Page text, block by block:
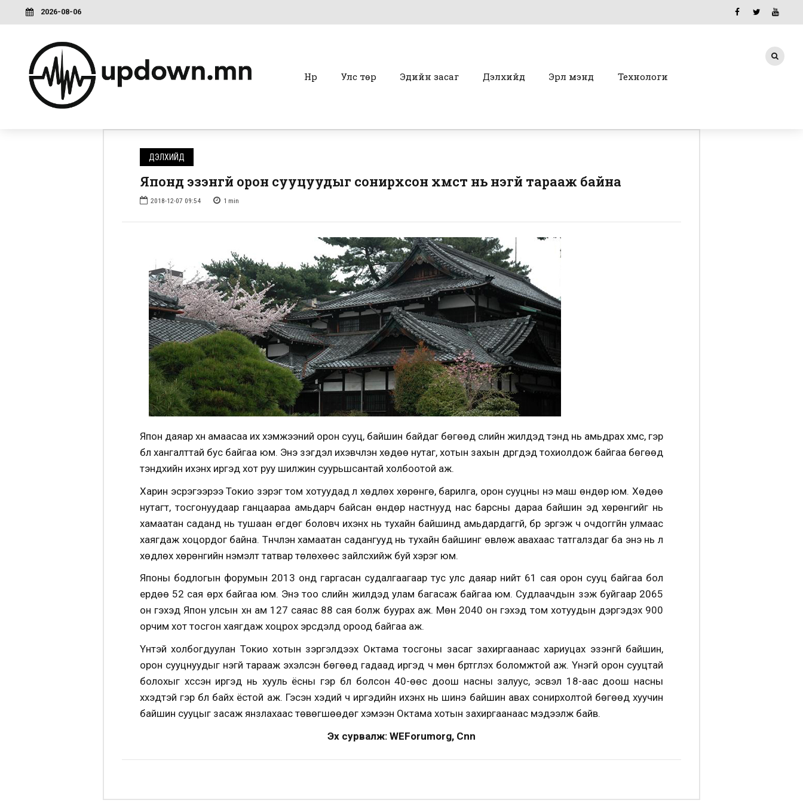
2026-08-06
Нүүр Улс төр Эдийн засаг Дэлхийд Эрүүл мэнд Технологи
ДЭЛХИЙД
Японд эзэнгүй орон сууцуудыг сонирхсон хүмүүст нь үнэгүй тарааж байна
2018-12-07 09:54 1 min
Япон даяар хүн амаасаа их хэмжээний орон сууц, байшин байдаг бөгөөд сүүлийн жилүүдэд тэнд нь амьдрах хүмүүс, гэр
бүл хангалттай бус байгаа юм. Энэ үзэгдэл ихэвчлэн хөдөө нутаг, хотын захын дүүргүүдэд тохиолдож байгаа бөгөөд
тэндхийн ихэнх иргэд хот руу шилжин суурьшсантай холбоотой аж.
Харин эсрэгээрээ Токио зэрэг том хотуудад үл хөдлөх хөрөнгө, барилга, орон сууцны үнэ маш өндөр юм. Хөдөө
нутагт, тосгонуудаар ганцаараа амьдарч байсан өндөр настнууд нас барсны дараа байшин эд хөрөнгийг нь
хамаатан саданд нь тушаан өгдөг боловч ихэнх нь тухайн байшинд амьдардаггүй, бүр эргэж ч очдоггүйн улмаас
хаягдаж хоцордог байна. Түүнчлэн хамаатан садангууд нь тухайн байшинг өвлөж авахаас татгалздаг ба энэ нь үл
хөдлөх хөрөнгийн нэмэлт татвар төлөхөөс зайлсхийж буй хэрэг юм.
Японы бодлогын форумын 2013 онд гаргасан судалгаагаар тус улс даяар нийт 61 сая орон сууц байгаа бол
ердөө 52 сая өрх байгаа юм. Энэ тоо сүүлийн жилүүдэд улам багасаж байгаа юм. Судлаачдын үзэж буйгаар 2065
он гэхэд Япон улсын хүн ам 127 саяас 88 сая болж буурах аж. Мөн 2040 он гэхэд том хотуудын дэргэдэх 900
орчим хот тосгон хаягдаж хоцрох эрсдэлд ороод байгаа аж.
Үүнтэй холбогдуулан Токио хотын зэргэлдээх Окүтама тосгоны засаг захиргаанаас хариуцах эзэнгүй байшин,
орон сууцнуудыг үнэгүй тарааж эхэлсэн бөгөөд гадаад иргэд ч мөн бүртгүүлэх боломжтой аж. Үнэгүй орон сууцтай
болохыг хүссэн иргэд нь хууль ёсны гэр бүл болсон 40-өөс доош насны залуус, эсвэл 18-аас доош насны
хүүхэдтэй гэр бүл байх ёстой аж. Гэсэн хэдий ч иргэдийн ихэнх нь шинэ байшин авах сонирхолтой бөгөөд хуучин
байшин сууцыг засаж янзлахаас төвөгшөөдөг хэмээн Окүтама хотын захиргаанаас мэдээлж байв.
Эх сурвалж: WEForumorg, Cnn